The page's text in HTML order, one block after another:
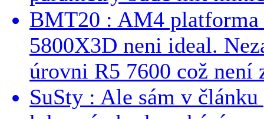
BMT20 : AM4 platforma
5800X3D neni ideal.
úrovni R5 7600 což není
SuSty : Ale sám v